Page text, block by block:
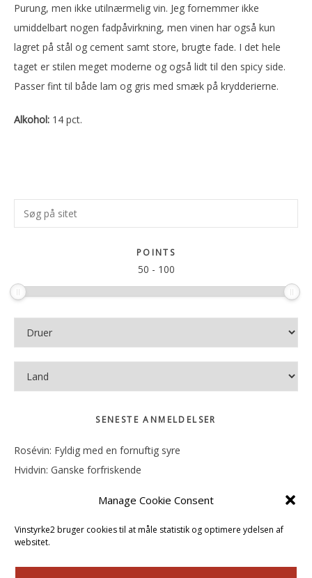
Manage Cookie Consent
Vinstyrke2 bruger cookies til at måle statistik og optimere ydelsen af
websitet.
Purung, men ikke utilnærmelig vin. Jeg fornemmer ikke
umiddelbart nogen fadpåvirkning, men vinen har også kun
lagret på stål og cement samt store, brugte fade. I det hele
taget er stilen meget moderne og også lidt til den spicy side.
Passer fint til både lam og gris med smæk på krydderierne.
Alkohol: 14 pct.
Primær
Sidebar
Søg
på
POINTS
50 - 100
SENESTE ANMELDELSER
Rosévin: Fyldig med en fornuftig syre
Hvidvin: Ganske forfriskende
Hvidvin: Smørfedme og tropisk sødme
Rosévin: Blød, rund og sødladen